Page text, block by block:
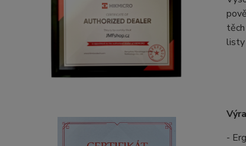
listy
-